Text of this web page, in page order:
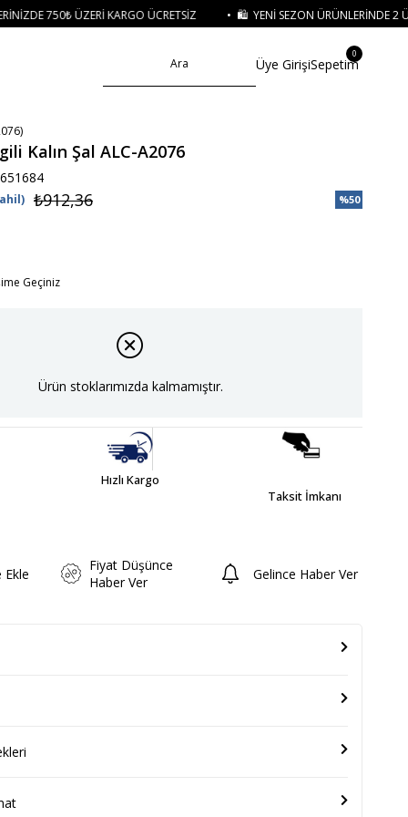
KARGO ÜCRETSIZ • 🛍️ YENI SEZON ÜRÜNLERINDE 2 ÜRÜN VE ÜZERI
Üye GirişiSepetim
0
Kalın Şal ALC-A2076
%50
₺912,36
Geçiniz
Ürün stoklarımızda kalmamıştır.
Hızlı Kargo
Taksit İmkanı
Ekle
Fiyat Düşünce
Haber Ver
Gelince Haber Ver